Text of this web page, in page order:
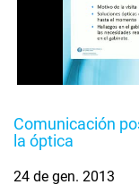
Comunicación
la óptica
24 de gen. 2013